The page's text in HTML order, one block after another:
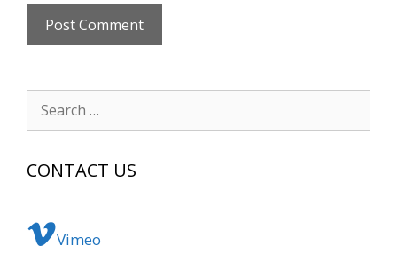
for:
CONTACT US
Vimeo